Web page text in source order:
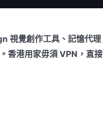
視覺創作工具、記憶代理
香港用家毋須 VPN，直接